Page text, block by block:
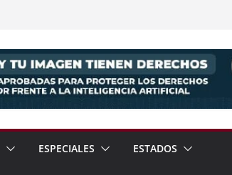
ESPECIALES ESTADOS